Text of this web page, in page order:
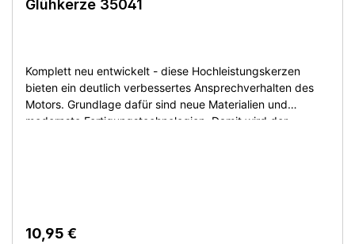
Glühkerze 35041
Komplett neu entwickelt - diese Hochleistungskerzen
bieten ein deutlich verbessertes Ansprechverhalten des
Motors. Grundlage dafür sind neue Materialien und
modernste Fertigungstechnologien. Damit wird der
10,95 €